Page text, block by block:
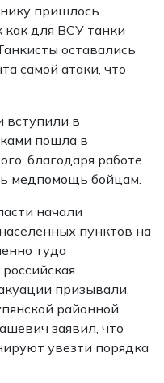
пришлось
как для ВСУ танки
оставались
самой атаки, что
вступили в
пошла в
благодаря работе
медпомощь бойцам.
начали
пунктов на
туда
призывали,
районной
заявил, что
увезти порядка